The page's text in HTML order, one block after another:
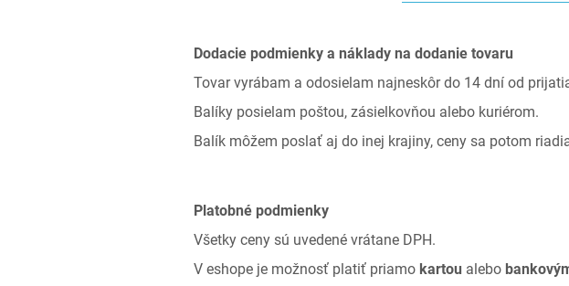
Dodacie podmienky a náklady na dodanie tovaru
Tovar vyrábam a odosielam najneskôr do 14 dní od
Balíky posielam poštou, zásielkovňou alebo kuriérom.
Balík môžem poslať aj do inej krajiny, ceny sa potom
Platobné podmienky
Všetky ceny sú uvedené vrátane DPH.
V eshope je možnosť platiť priamo kartou alebo